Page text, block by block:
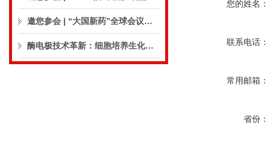
邀您参会 | “大国新药”全球会议（CPIC2026）
酶电极技术革新：细胞培养生化分析仪实现精准在线监测
您的姓名：
联系电话：
常用邮箱：
省份：